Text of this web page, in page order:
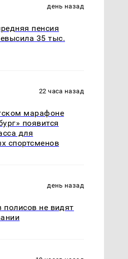
день назад
пенсия
35 тыс.
22 часа назад
марафоне
появится
для
спортсменов
день назад
полисов не видят